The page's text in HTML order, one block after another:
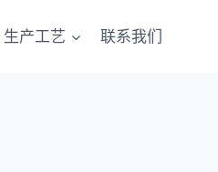
生产工艺 联系我们